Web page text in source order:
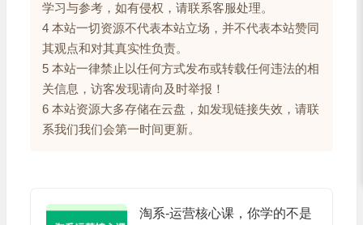
学习与参考，如有侵权，请联系客服处理。
4 本站一切资源不代表本站立场，并不代表本站赞同
其观点和对其真实性负责。
5 本站一律禁止以任何方式发布或转载任何违法的相
关信息，访客发现请向及时举报！
6 本站资源大多存储在云盘，如发现链接失效，请联
系我们我们会第一时间更新。
淘系-运营核心课，你学的不是